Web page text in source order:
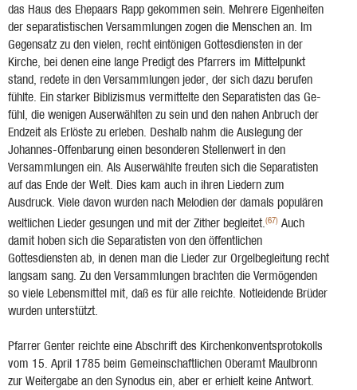
das Haus des Ehepaars Rapp gekommen sein. Mehrere Eigenheiten
der separatistischen Versammlungen zogen die Menschen an. Im
Gegensatz zu den vielen, recht eintönigen Gottesdiensten in der
Kirche, bei denen eine lange Predigt des Pfarrers im Mittelpunkt
stand, redete in den Versammlungen je­der, der sich dazu berufen
fühlte. Ein starker Biblizismus vermittelte den Separatisten das Ge­
fühl, die wenigen Auserwählten zu sein und den nahen Anbruch der
Endzeit als Erlöste zu er­leben. Deshalb nahm die Auslegung der
Johannes-Offenbarung einen besonderen Stellenwert in den
Versammlungen ein. Als Auserwählte freuten sich die Separatisten
auf das Ende der Welt. Dies kam auch in ihren Liedern zum
Ausdruck. Viele davon wurden nach Melodien der damals populären
weltlichen Lieder gesungen und mit der Zither begleitet.(67) Auch
damit hoben sich die Separatisten von den öffentlichen
Gottesdiensten ab, in denen man die Lieder zur Orgelbegleitung recht
langsam sang. Zu den Versammlungen brachten die Vermögenden
so viele Lebensmittel mit, daß es für alle reichte. Notleidende Brüder
wurden unterstützt.
Pfarrer Genter reichte eine Abschrift des Kirchenkonventsprotokolls
vom 15. April 1785 beim Gemeinschaftlichen Oberamt Maulbronn
zur Weitergabe an den Synodus ein, aber er erhielt keine Antwort.